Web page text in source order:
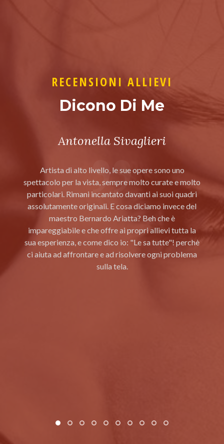
RECENSIONI ALLIEVI
Dicono Di Me
Antonella Sivaglieri
Artista di alto livello, le sue opere sono uno
spettacolo per la vista, sempre molto curate e molto
particolari. Rimani incantato davanti ai suoi quadri
assolutamente originali. E cosa diciamo invece del
maestro Bernardo Ariatta? Beh che è
impareggiabile e che offre ai propri allievi tutta la
sua esperienza, e come dico io: "Le sa tutte"! perchè
ci aiuta ad affrontare e ad risolvere ogni problema
sulla tela.